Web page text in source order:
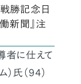
勝記念日
新聞』注
に仕えて
氏（94）